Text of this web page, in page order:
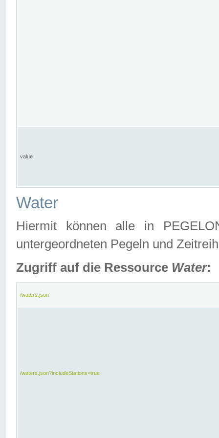
value
Water
Hiermit können alle in
untergeordneten Pegeln und
Zugriff auf die Ressource Water:
/waters.json
/waters.json?includeStations=true